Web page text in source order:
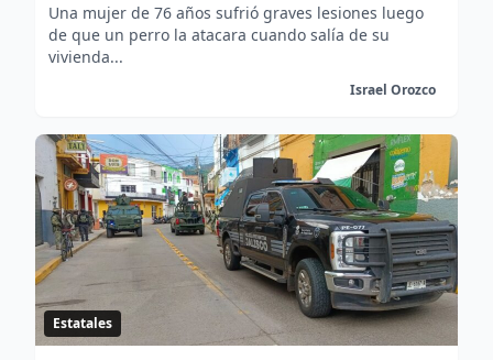
Una mujer de 76 años sufrió graves lesiones luego
de que un perro la atacara cuando salía de su
vivienda...
Israel Orozco
Estatales